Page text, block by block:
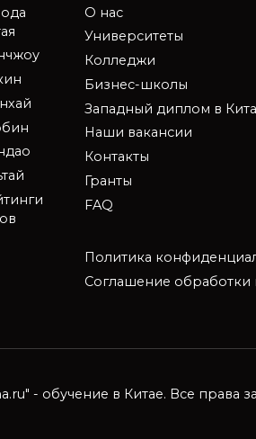
О нас
Университеты
Колледжи
Бизнес-школы
Западный диплом в
Наши вакансии
Контакты
Гранты
FAQ
Политика
Соглашение обработки
- обучение в Китае. Все